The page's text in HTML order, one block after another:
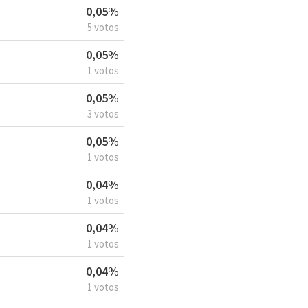
0,05%
5 votos
0,05%
1 votos
0,05%
3 votos
0,05%
1 votos
0,04%
1 votos
0,04%
1 votos
0,04%
1 votos